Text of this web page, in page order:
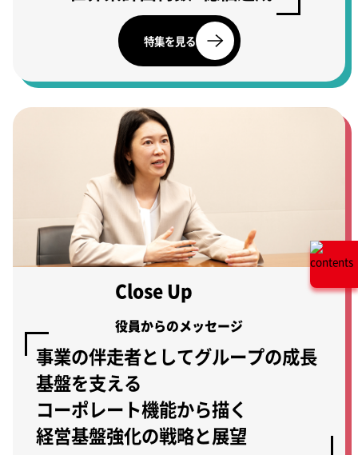
特集を見る
Close Up
役員からのメッセージ
事業の伴走者としてグループの成長
基盤を支える
コーポレート機能から描く
経営基盤強化の戦略と展望